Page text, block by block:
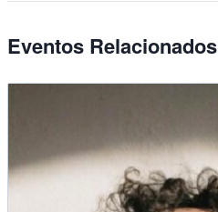
Eventos Relacionados